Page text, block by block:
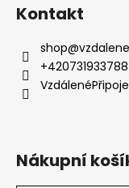
Kontakt
shop@
+420731933788
Nákupní